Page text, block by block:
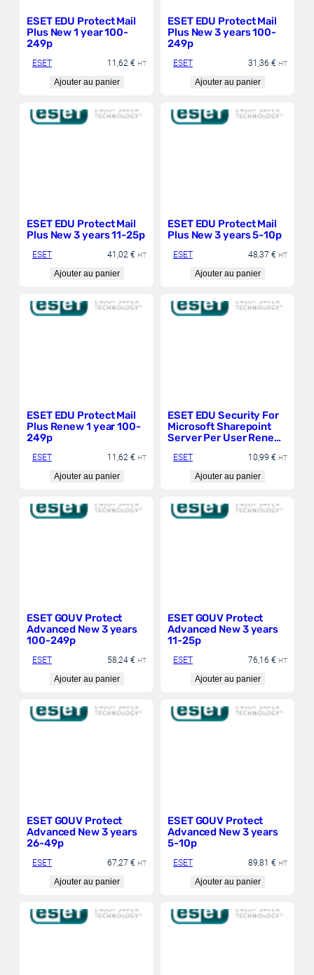
ESET EDU Protect Mail
Plus New 1 year 100-
249p
ESET 11,62 € HT
Ajouter au panier
ESET EDU Protect Mail
Plus New 3 years 100-
249p
ESET 31,36 € HT
Ajouter au panier
ESET EDU Protect Mail
Plus New 3 years 11-25p
ESET 41,02 € HT
Ajouter au panier
ESET EDU Protect Mail
Plus New 3 years 5-10p
ESET 48,37 € HT
Ajouter au panier
ESET EDU Protect Mail
Plus Renew 1 year 100-
249p
ESET 11,62 € HT
Ajouter au panier
ESET EDU Security For
Microsoft Sharepoint
Server Per User Renew
ESET 10,99 € HT
Ajouter au panier
ESET GOUV Protect
Advanced New 3 years
100-249p
ESET 58,24 € HT
Ajouter au panier
ESET GOUV Protect
Advanced New 3 years
11-25p
ESET 76,16 € HT
Ajouter au panier
ESET GOUV Protect
Advanced New 3 years
26-49p
ESET 67,27 € HT
Ajouter au panier
ESET GOUV Protect
Advanced New 3 years
5-10p
ESET 89,81 € HT
Ajouter au panier